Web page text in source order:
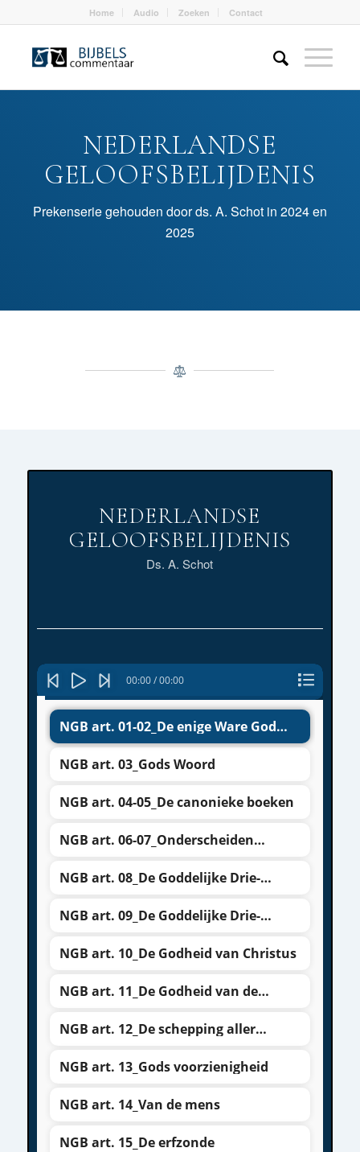
Home Audio Zoeken Contact
NEDERLANDSE
GELOOFSBELIJDENIS
Prekenserie gehouden door ds. A. Schot in 2024 en
2025
NEDERLANDSE
GELOOFSBELIJDENIS
Ds. A. Schot
Audiospeler
00:00/00:00
NGB art. 01-02_De enige Ware God
beleden
NGB art. 03_Gods Woord
NGB art. 04-05_De canonieke boeken
NGB art. 06-07_Onderscheiden
NGB art. 08_De Goddelijke Drie-
NGB art. 09_De Goddelijke Drie-
NGB art. 10_De Godheid van Christus
NGB art. 11_De Godheid van de
NGB art. 12_De schepping aller
NGB art. 13_Gods voorzienigheid
NGB art. 14_Van de mens
NGB art. 15_De erfzonde